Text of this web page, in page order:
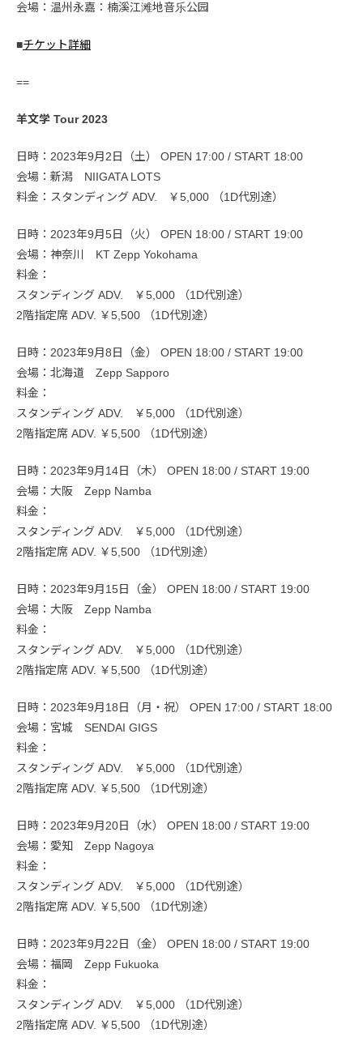
会場：温州永嘉：楠溪江滩地音乐公园
■チケット詳細
==
羊文学 Tour 2023
日時：2023年9月2日（土） OPEN 17:00 / START 18:00
会場：新潟 NIIGATA LOTS
料金：スタンディング ADV. ￥5,000 （1D代別途）
日時：2023年9月5日（火） OPEN 18:00 / START 19:00
会場：神奈川 KT Zepp Yokohama
料金：
スタンディング ADV. ￥5,000 （1D代別途）
2階指定席 ADV. ￥5,500 （1D代別途）
日時：2023年9月8日（金） OPEN 18:00 / START 19:00
会場：北海道 Zepp Sapporo
料金：
スタンディング ADV. ￥5,000 （1D代別途）
2階指定席 ADV. ￥5,500 （1D代別途）
日時：2023年9月14日（木） OPEN 18:00 / START 19:00
会場：大阪 Zepp Namba
料金：
スタンディング ADV. ￥5,000 （1D代別途）
2階指定席 ADV. ￥5,500 （1D代別途）
日時：2023年9月15日（金） OPEN 18:00 / START 19:00
会場：大阪 Zepp Namba
料金：
スタンディング ADV. ￥5,000 （1D代別途）
2階指定席 ADV. ￥5,500 （1D代別途）
日時：2023年9月18日（月・祝） OPEN 17:00 / START 18:00
会場：宮城 SENDAI GIGS
料金：
スタンディング ADV. ￥5,000 （1D代別途）
2階指定席 ADV. ￥5,500 （1D代別途）
日時：2023年9月20日（水） OPEN 18:00 / START 19:00
会場：愛知 Zepp Nagoya
料金：
スタンディング ADV. ￥5,000 （1D代別途）
2階指定席 ADV. ￥5,500 （1D代別途）
日時：2023年9月22日（金） OPEN 18:00 / START 19:00
会場：福岡 Zepp Fukuoka
料金：
スタンディング ADV. ￥5,000 （1D代別途）
2階指定席 ADV. ￥5,500 （1D代別途）